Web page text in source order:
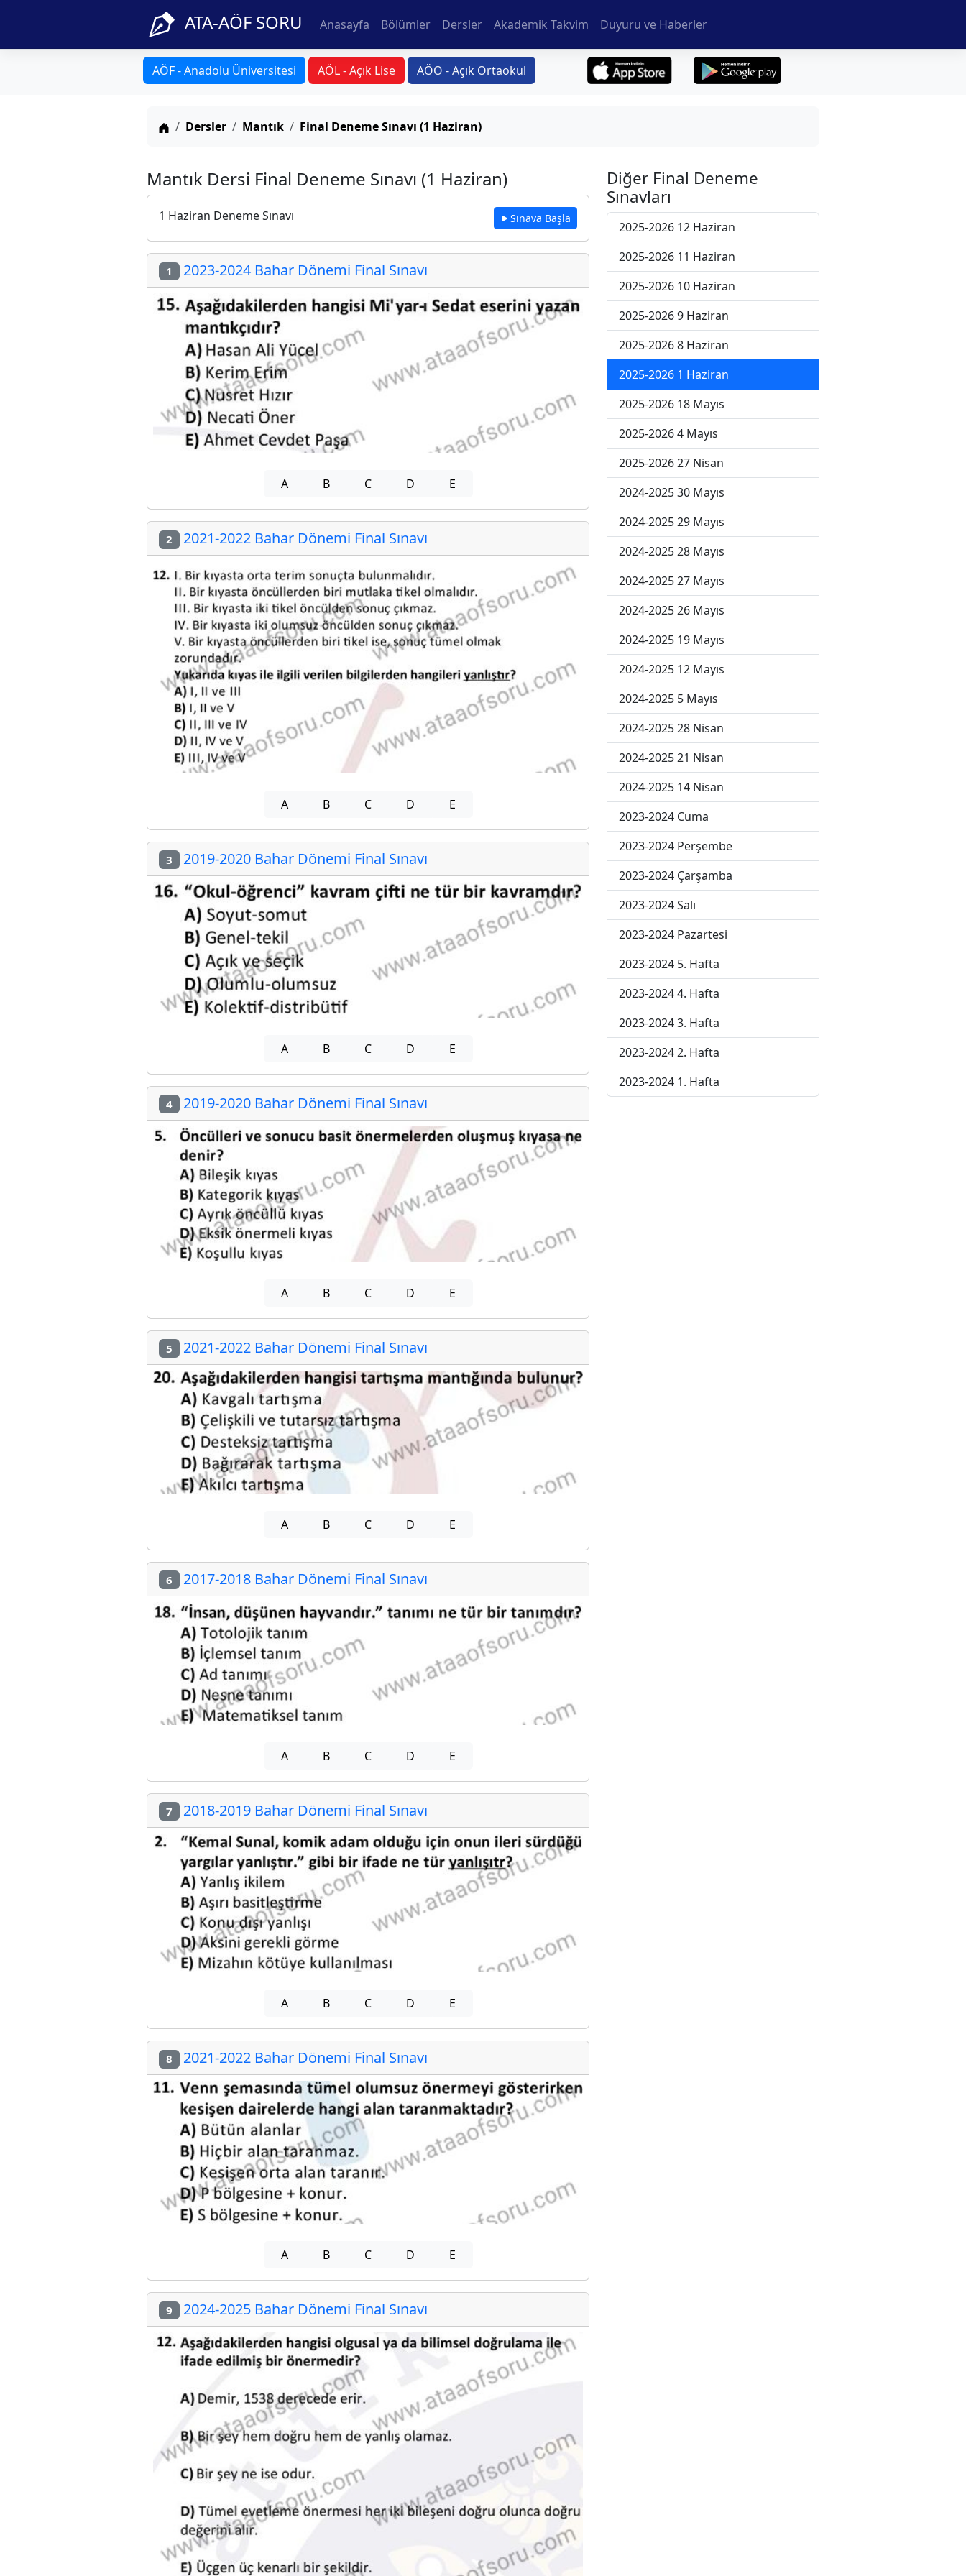
ATA-AÖF SORU Anasayfa Bölümler Dersler Akademik Takvim Duyuru ve Haberler
AÖF - Anadolu Üniversitesi AÖL - Açık Lise AÖO - Açık Ortaokul
Anasayfa
Dersler Mantık Final Deneme Sınavı (1 Haziran)
Mantık Dersi Final Deneme Sınavı (1 Haziran)
1 Haziran Deneme Sınavı Sınava Başla
1 2023-2024 Bahar Dönemi Final Sınavı
A B C D E
2 2021-2022 Bahar Dönemi Final Sınavı
A B C D E
3 2019-2020 Bahar Dönemi Final Sınavı
A B C D E
4 2019-2020 Bahar Dönemi Final Sınavı
A B C D E
5 2021-2022 Bahar Dönemi Final Sınavı
A B C D E
6 2017-2018 Bahar Dönemi Final Sınavı
A B C D E
7 2018-2019 Bahar Dönemi Final Sınavı
A B C D E
8 2021-2022 Bahar Dönemi Final Sınavı
A B C D E
9 2024-2025 Bahar Dönemi Final Sınavı
Diğer Final Deneme
Sınavları
2025-2026 12 Haziran
2025-2026 11 Haziran
2025-2026 10 Haziran
2025-2026 9 Haziran
2025-2026 8 Haziran
2025-2026 1 Haziran
2025-2026 18 Mayıs
2025-2026 4 Mayıs
2025-2026 27 Nisan
2024-2025 30 Mayıs
2024-2025 29 Mayıs
2024-2025 28 Mayıs
2024-2025 27 Mayıs
2024-2025 26 Mayıs
2024-2025 19 Mayıs
2024-2025 12 Mayıs
2024-2025 5 Mayıs
2024-2025 28 Nisan
2024-2025 21 Nisan
2024-2025 14 Nisan
2023-2024 Cuma
2023-2024 Perşembe
2023-2024 Çarşamba
2023-2024 Salı
2023-2024 Pazartesi
2023-2024 5. Hafta
2023-2024 4. Hafta
2023-2024 3. Hafta
2023-2024 2. Hafta
2023-2024 1. Hafta